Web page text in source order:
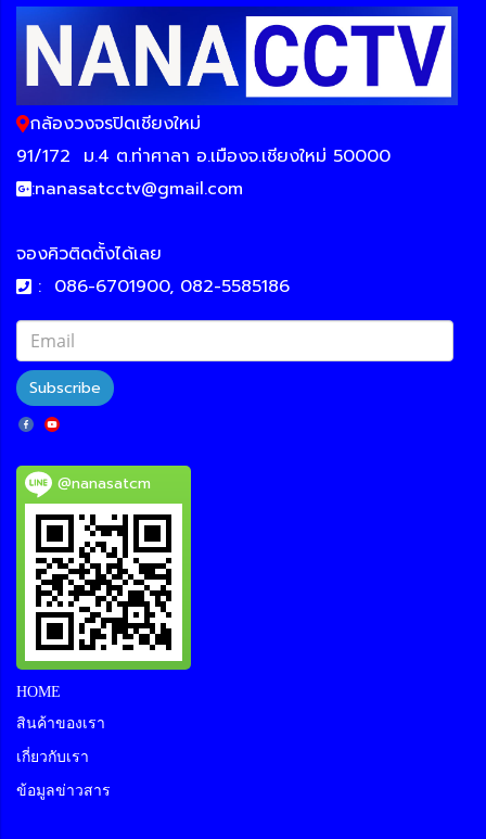
กล้องวงจรปิดเชียงใหม่
91/172 ม.4 ต.ท่าศาลา อ.เมืองจ.เชียงใหม่ 50000
:nanasatcctv@gmail.com
จองคิวติดตั้งได้เลย
: 086-6701900, 082-5585186
Subscribe
@nanasatcm
HOME
สินค้าของเรา
เกี่ยวกับเรา
ข้อมูลข่าวสาร